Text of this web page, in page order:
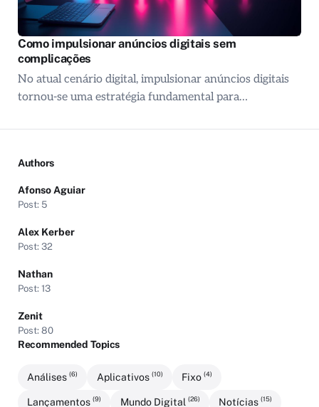
Como impulsionar anúncios digitais sem
complicações
No atual cenário digital, impulsionar anúncios digitais
tornou-se uma estratégia fundamental para…
Authors
Afonso Aguiar
Post: 5
Alex Kerber
Post: 32
Nathan
Post: 13
Zenit
Post: 80
Recommended Topics
Análises(6) Aplicativos (10) Fixo(4)
Lançamentos(9) Mundo Digital (26) Notícias(15)